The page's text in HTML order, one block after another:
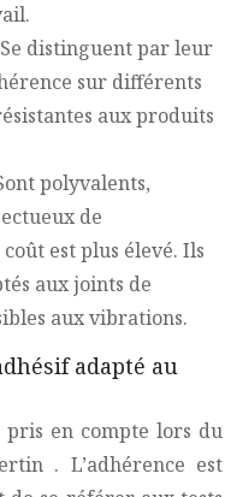
Se distinguent par leur
sur différents
aux produits
polyvalents,
de
est plus élevé. Ils
aux joints de
aux vibrations.
adapté au
en compte lors du
. L’adhérence est